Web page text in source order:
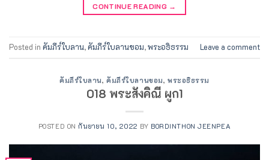
CONTINUE READING →
Posted in คัมภีร์ใบลาน,คัมภีร์ใบลานขอม,พระอธิธรรม Leave a comment
คัมภีร์ใบลาน,คัมภีร์ใบลานขอม, พระอธิธรรม
018 พระสังคิณี ผูก1
POSTED ONกันยายน 10, 2022 BY BORDINTHON JEENPEA